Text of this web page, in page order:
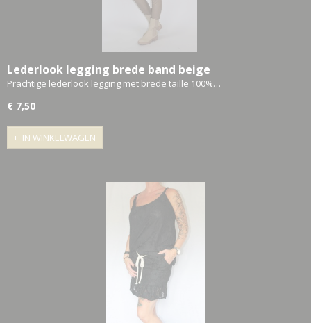
Lederlook legging brede band beige
Prachtige lederlook legging met brede taille 100%…
€ 7,50
IN WINKELWAGEN